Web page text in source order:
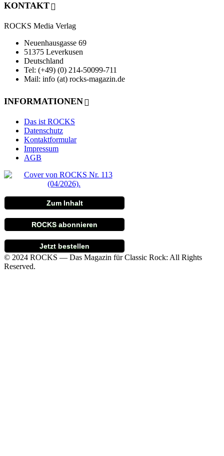
KONTAKT
ROCKS Media Verlag
Neuenhausgasse 69
51375 Leverkusen
Deutschland
Tel: (+49) (0) 214-50099-711
Mail: info (at) rocks-magazin.de
INFORMATIONEN
Das ist ROCKS
Datenschutz
Kontaktformular
Impressum
AGB
Zum Inhalt
ROCKS abonnieren
Jetzt bestellen
© 2024 ROCKS — Das Magazin für Classic Rock: All Rights
Reserved.